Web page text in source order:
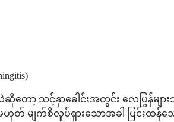
ော့ သင့်နှာခေါင်းအတွင်း လေပြွန်မျ
ဟုတ် မျက်စိလှုပ်ရှားသောအခါ ပြင်းထန်